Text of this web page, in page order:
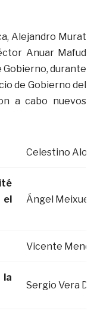
Alejandro Murat
Anuar Mafud
Gobierno, durante
de Gobierno del
a cabo nuevos
Celestino
el
Ángel
Vicente
Sergio Vera